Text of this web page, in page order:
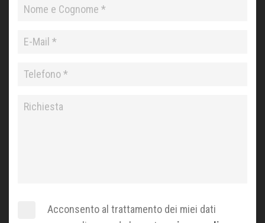
Acconsento al trattamento dei miei dati